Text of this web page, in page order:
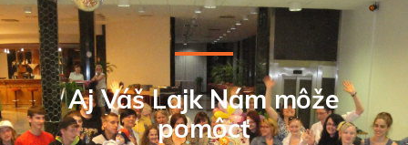
Aj Váš Lajk Nám môže
pomôcť